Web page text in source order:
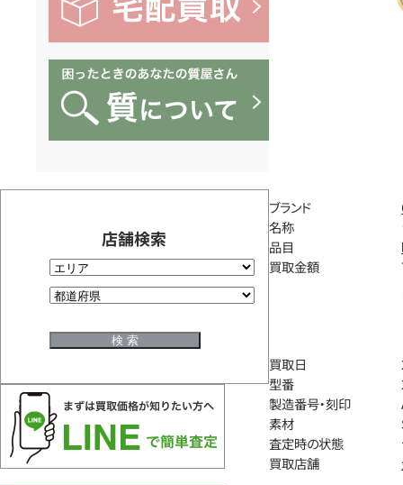
店舗検索
ブランド
名称
品目
買取金額
買取日
型番
製造番号・刻印
素材
査定時の状態
買取店舗